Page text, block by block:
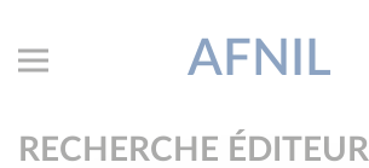
AFNIL
RECHERCHE ÉDITEUR